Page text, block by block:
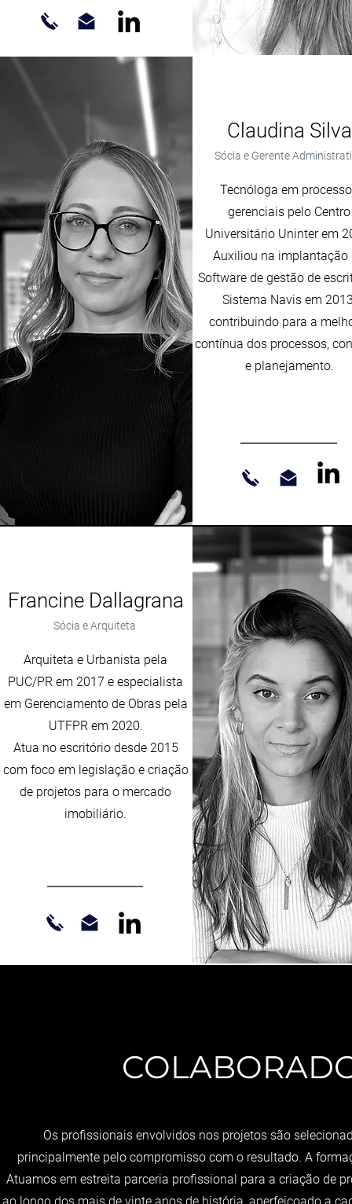
Claudina Silva
Sócia e Gerente
Tecnóloga em
gerenciais pelo Centro
Universitário Uninter em
Auxiliou na implantação
Software de gestão de
Sistema Navis em
contribuindo para a
contínua dos processos,
e planejamento.
Francine Dallagrana
Sócia e Arquiteta
Arquiteta e Urbanista pela
PUC/PR em 2017 e especialista
em Gerenciamento de Obras pela
UTFPR em 2020.
Atua no escritório desde 2015
com foco em legislação e criação
de projetos para o mercado
imobiliário.
Os profissionais envolvidos nos projetos são
principalmente pelo compromisso com o resultado. A
Atuamos em estreita parceria profissional para a criação de